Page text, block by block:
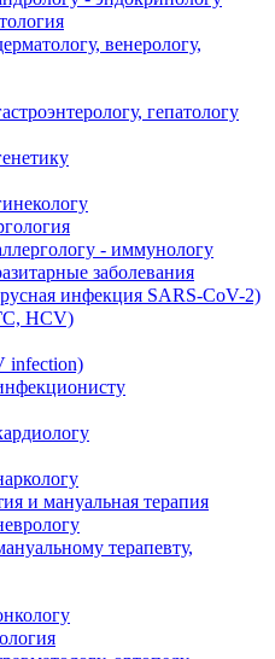
венерологу,
гепатологу
- иммунологу
заболевания
инфекция SARS-CoV-2)
HCV)
и мануальная терапия
терапевту,